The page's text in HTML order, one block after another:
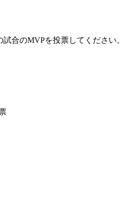
合のMVPを投票してください。